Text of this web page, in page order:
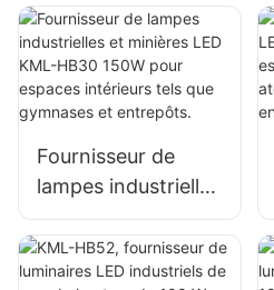
pour l'éclairage
intérieur d'usines,
d'entrepôts, etc.
Fournisseur de
lampes industrielles
et minières LED
KML-HB30 150W
pour espaces